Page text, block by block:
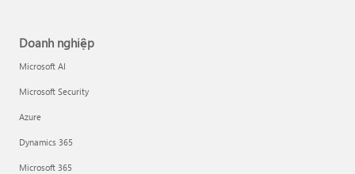
Doanh nghiệp
Microsoft AI
Microsoft Security
Azure
Dynamics 365
Microsoft 365